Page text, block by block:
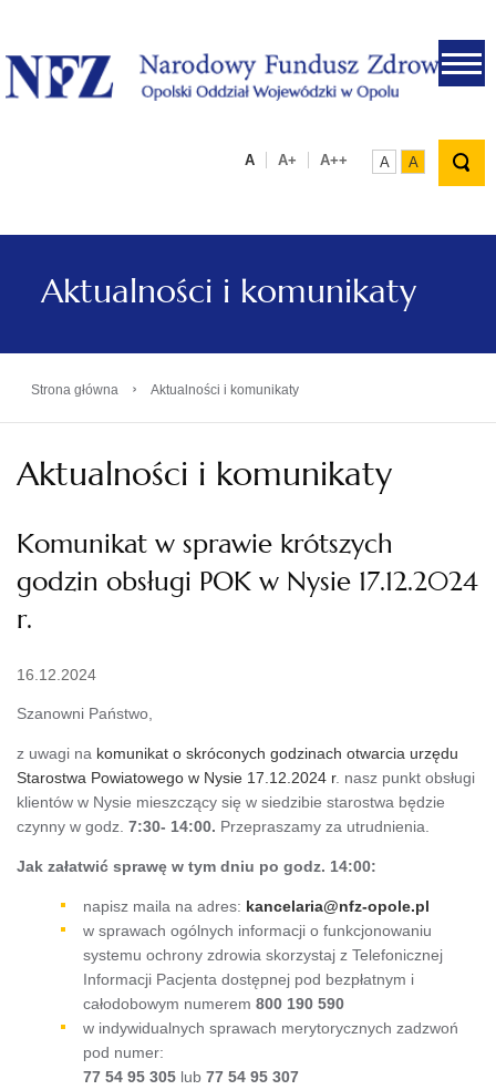
.
A A+ A++ A A
Aktualności i komunikaty
Strona główna › Aktualności i komunikaty
Aktualności i komunikaty
Komunikat w sprawie krótszych
godzin obsługi POK w Nysie 17.12.2024
r.
16.12.2024
Szanowni Państwo,
z uwagi na komunikat o skróconych godzinach otwarcia urzędu
Starostwa Powiatowego w Nysie 17.12.2024 r. nasz punkt obsługi
klientów w Nysie mieszczący się w siedzibie starostwa będzie
czynny w godz. 7:30- 14:00. Przepraszamy za utrudnienia.
Jak załatwić sprawę w tym dniu po godz. 14:00:
napisz maila na adres: kancelaria@nfz-opole.pl
w sprawach ogólnych informacji o funkcjonowaniu
systemu ochrony zdrowia skorzystaj z Telefonicznej
Informacji Pacjenta dostępnej pod bezpłatnym i
całodobowym numerem 800 190 590
w indywidualnych sprawach merytorycznych zadzwoń
pod numer:
77 54 95 305 lub 77 54 95 307